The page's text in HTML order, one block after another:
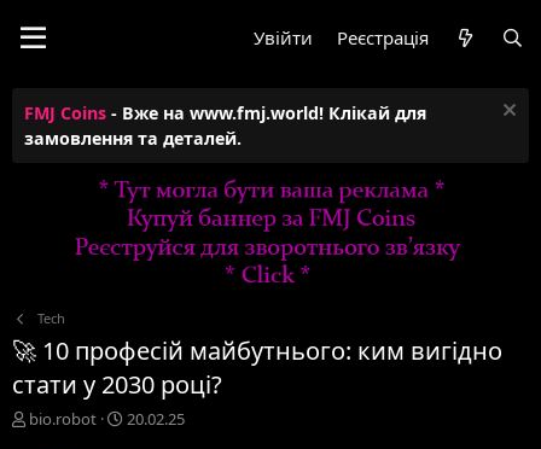
Увійти Реєстрація
FMJ Coins - Вже на www.fmj.world! Клікай для
замовлення та деталей.
Tech
🚀 10 професій майбутнього: ким вигідно
стати у 2030 році?
А
bio.robot
Д
20.02.25